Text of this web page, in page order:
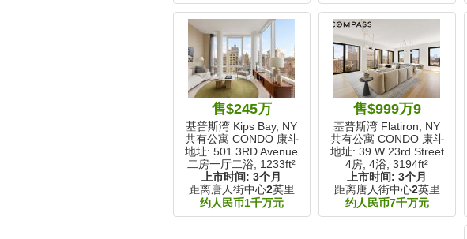
售$245万
基普斯湾 Kips Bay, NY
共有公寓 CONDO 康斗
地址: 501 3RD Avenue
二房一厅二浴, 1233ft²
上市时间:3个月
距离唐人街中心2英里
约人民币1千万元
售$999万9
基普斯湾 Flatiron, NY
共有公寓 CONDO 康斗
地址: 39 W 23rd Street
4房, 4浴,3194ft²
上市时间:3个月
距离唐人街中心2英里
约人民币7千万元